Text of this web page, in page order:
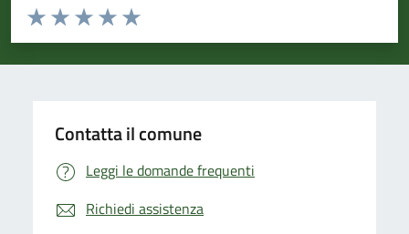
Valuta da 1 a 5 stelle la pagina
Valuta 5 stelle su 5
Valuta 4 stelle su 5
Valuta 3 stelle su 5
Valuta 2 stelle su 5
Valuta 1 stelle su 5
Contatta il comune
Leggi le domande frequenti
Richiedi assistenza